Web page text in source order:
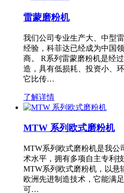
雷蒙磨粉机
我们公司专业生产大、中型
经验，科菲达已经成为中国
商。 R系列雷蒙磨粉机是经
造，具有低损耗、投资小、
它比传…
了解详情
MTW 系列欧式磨粉机
MTW系列欧式磨粉机是我公
术水平，拥有多项自主专利
MTW系列欧式磨粉机，以悬
欧洲先进制造技术，它能满
可…